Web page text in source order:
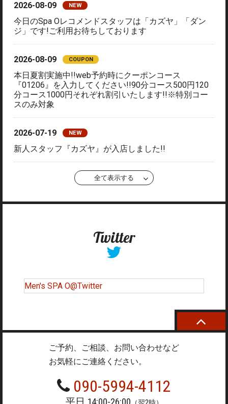
2026-08-09 NEW
今日のSpa Oレコメンドスタッフは「カズヤ」「ダン
ジ」です!ご利用お待ちしております
2026-08-09 COUPON
本日夏割実施中!!web予約時にクーポンコース
『01206』を入力してください!!90分コース500円120
分コース1000円それぞれ割引いたします!!※特別コー
スのみ対象
2026-07-19 NEW
新人スタッフ『カズヤ』が入店しました!!
全て表示する
Twitter
Men's SPA O@Twitter
ご予約、ご相談、お問い合わせなど
お気軽にご連絡ください。
090-5994-4112